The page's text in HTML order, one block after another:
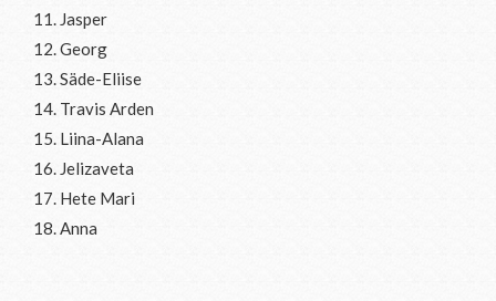
11. Jasper
12. Georg
13. Säde-Eliise
14. Travis Arden
15. Liina-Alana
16. Jelizaveta
17. Hete Mari
18. Anna